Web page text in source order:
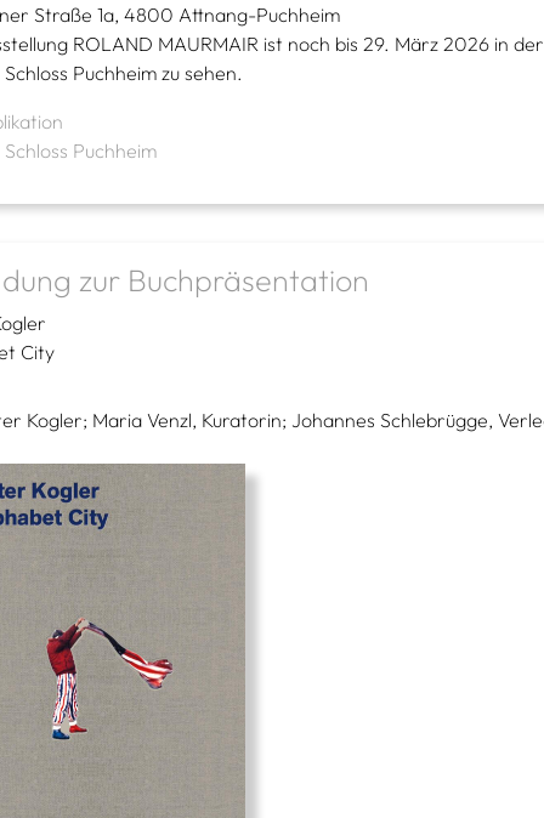
Straße 1a, 4800 Attnang-Puchheim
ROLAND MAURMAIR ist noch bis 29. März 2026 in der
Puchheim zu sehen.
Puchheim
zur Buchpräsentation
City
Kogler; Maria Venzl, Kuratorin; Johannes Schlebrügge,